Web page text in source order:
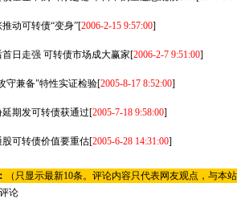
动可转债“变身”[2006-2-15 9:57:00]
首日走强 可转债市场成大赢家[2006-2-7 9:51:00]
守兼备"特性实证检验[2005-8-17 8:52:00]
延期发可转债获通过[2005-7-18 9:58:00]
股可转债价值要重估[2005-6-28 14:31:00]
（只显示最新10条。评论内容只代表网友观点，与本
论